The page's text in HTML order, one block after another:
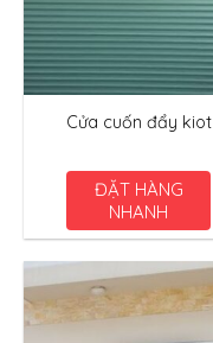
Cửa cuốn đẩy kiot
ĐẶT HÀNG
NHANH